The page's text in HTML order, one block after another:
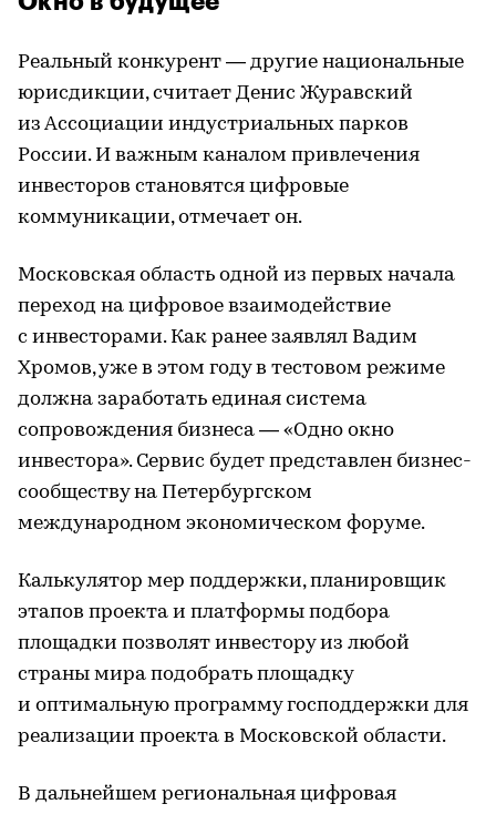
Реальный конкурент — другие национальные
юрисдикции, считает Денис Журавский
из Ассоциации индустриальных парков
России. И важным каналом привлечения
инвесторов становятся цифровые
коммуникации, отмечает он.
Московская область одной из первых начала
переход на цифровое взаимодействие
с инвесторами. Как ранее заявлял Вадим
Хромов, уже в этом году в тестовом режиме
должна заработать единая система
сопровождения бизнеса — «Одно окно
инвестора». Сервис будет представлен бизнес-
сообществу на Петербургском
международном экономическом форуме.
Калькулятор мер поддержки, планировщик
этапов проекта и платформы подбора
площадки позволят инвестору из любой
страны мира подобрать площадку
и оптимальную программу господдержки для
реализации проекта в Московской области.
В дальнейшем региональная цифровая